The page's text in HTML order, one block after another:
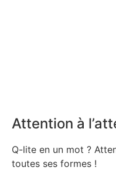
Attention à
Q-lite en un mot ?
toutes ses formes !